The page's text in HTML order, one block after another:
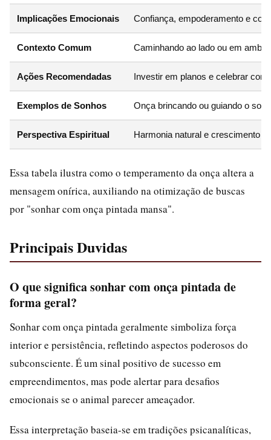
Implicações Emocionais Confiança, empoderamento e
Contexto Comum Caminhando ao lado ou em
Ações Recomendadas Investir em planos e celebrar
Exemplos de Sonhos Onça brincando ou guiando o
Perspectiva Espiritual Harmonia natural e crescimento
Essa tabela ilustra como o temperamento da onça altera a
mensagem onírica, auxiliando na otimização de buscas
por "sonhar com onça pintada mansa".
Principais Duvidas
O que significa sonhar com onça pintada de
forma geral?
Sonhar com onça pintada geralmente simboliza força
interior e persistência, refletindo aspectos poderosos do
subconsciente. É um sinal positivo de sucesso em
empreendimentos, mas pode alertar para desafios
emocionais se o animal parecer ameaçador.
Essa interpretação baseia-se em tradições psicanalíticas,